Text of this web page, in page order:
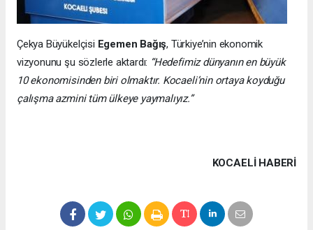
Çekya Büyükelçisi Egemen Bağış, Türkiye’nin ekonomik
vizyonunu şu sözlerle aktardı: “Hedefimiz dünyanın en büyük
10 ekonomisinden biri olmaktır. Kocaeli’nin ortaya koyduğu
çalışma azmini tüm ülkeye yaymalıyız.”
KOCAELI HABERİ